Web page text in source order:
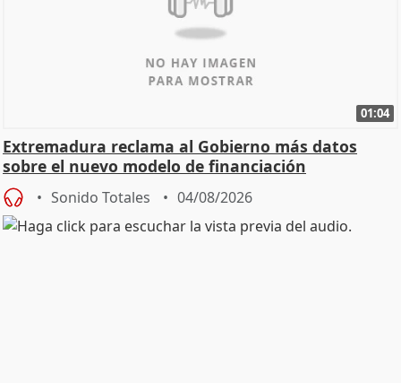
01:04
Extremadura reclama al Gobierno más datos
sobre el nuevo modelo de financiación
Sonido Totales 04/08/2026